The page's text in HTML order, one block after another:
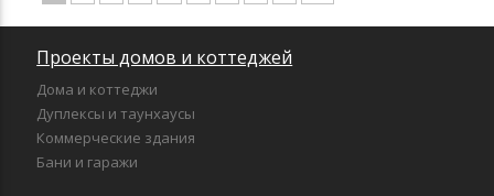
Проекты домов и коттеджей
Дома и коттеджи
Дуплексы и таунхаусы
Коммерческие здания
Бани и гаражи